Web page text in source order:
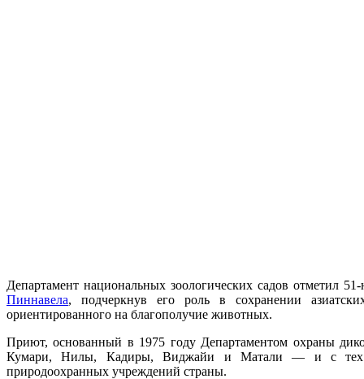
Департамент национальных зоологических садов отметил
Пиннавела, подчеркнув его роль в сохранении
ориентированного на благополучие животных.
Приют, основанный в 1975 году Департаментом охраны
Кумари, Нилы, Кадиры, Виджайи и Матали — и с тех
природоохранных учреждений страны.